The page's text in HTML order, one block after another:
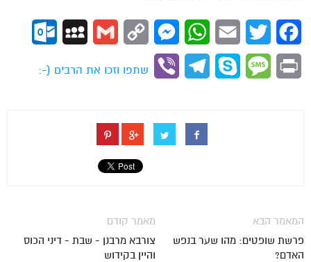
Facebook
Twitter
Email
WhatsApp
Messenger
Copy
Gmail
MySpace
Print
Message
Skype
Telegram
Viber
שתפו וזכו את הרבים (-:
מאמר קודם
צורבא מרבנן - שבת - דיני הכוס
והיין בקידוש
המאמר הבא
פרשת שופטים: מהו שער בנפש
האדם?